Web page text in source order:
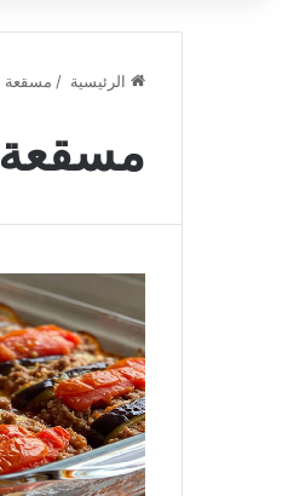
الرئيسية / مسقعة
مسقعة